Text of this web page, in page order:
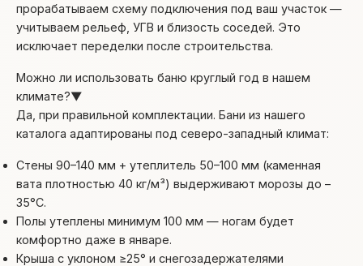
прорабатываем схему подключения под ваш участок —
учитываем рельеф, УГВ и близость соседей. Это
исключает переделки после строительства.
Можно ли использовать баню круглый год в нашем
климате?▼
Да, при правильной комплектации. Бани из нашего
каталога адаптированы под северо-западный климат:
Стены 90–140 мм + утеплитель 50–100 мм (каменная
вата плотностью 40 кг/м³) выдерживают морозы до –
35°С.
Полы утеплены минимум 100 мм — ногам будет
комфортно даже в январе.
Крыша с уклоном ≥25° и снегозадержателями